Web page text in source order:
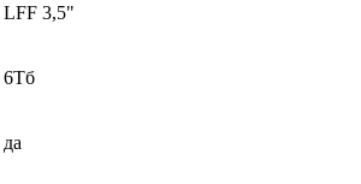
LFF 3,5"
6Тб
да